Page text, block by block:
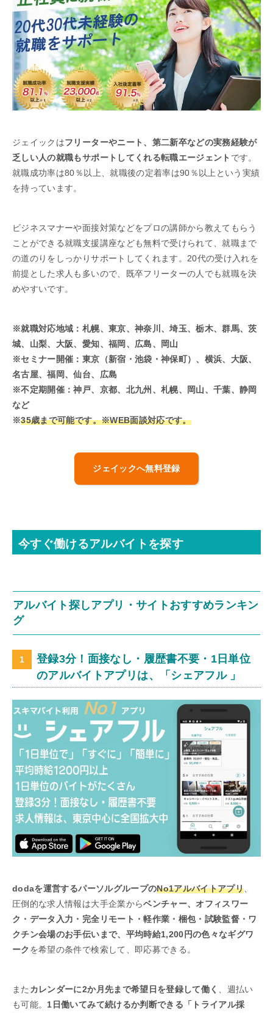
ジェイックはフリーターやニート、第二新卒などの実務経験が
乏しい人の就職もサポートしてくれる転職エージェント です。
就職成功率は80％以上、就職後の定着率は90％以上という実績
を持っています。
ビジネスマナーや面接対策などをプロの講師から教えてもらう
ことができる就職支援講座なども無料で受けられて、就職まで
の道のりをしっかりサポートしてくれます。20代の受け入れを
前提とした求人も多いので、既卒フリーターの人でも就職を決
めやすいです。
※就職対応地域： 札幌、 東京、神奈川、埼玉、栃木、群馬、茨
城、山梨、大阪、愛知、福岡、広島、岡山
※セミナー開催： 東京（新宿・池袋・神保町）、横浜、大阪、
名古屋、福岡、仙台、広島
※不定期開催：神戸、京都、北九州、札幌、岡山、千葉、静岡
など
※35歳まで可能です。※WEB面談対応です。
ジェイックへ無料登録
今すぐ働けるアルバイトを探す
アルバイト探しアプリ・サイトおすすめランキン
グ
登録3分！面接なし・履歴書不要・1日単位
のアルバイトアプリは、「シェアフル 」
dodaを運営するパーソルグループのNo1アルバイトアプリ
圧倒的な求人情報は大手企業からベンチャー、オフィスワー
ク・データ入力・完全リモート・軽作業・梱包・試験監督・ワ
クチン会場のお手伝いまで、平均時給1,200円の色々なギグワ
ーク を希望の条件で検索して、即応募できる。
また カレンダーに2か月先まで希望日を登録して働く
、週払い
も可能。 1日働いてみて続けるか判断できる「トライアル採